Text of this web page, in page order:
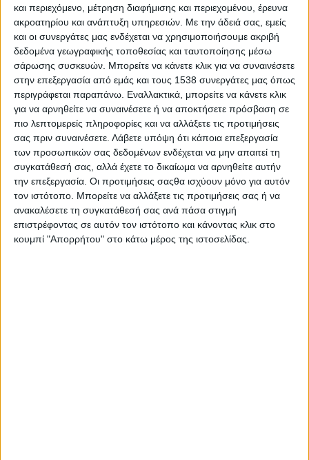
και περιεχόμενο, μέτρηση διαφήμισης και περιεχομένου, έρευνα
ακροατηρίου και ανάπτυξη υπηρεσιών. Με την άδειά σας, εμείς
και οι συνεργάτες μας ενδέχεται να χρησιμοποιήσουμε ακριβή
δεδομένα γεωγραφικής τοποθεσίας και ταυτοποίησης μέσω
σάρωσης συσκευών. Μπορείτε να κάνετε κλικ για να συναινέσετε
στην επεξεργασία από εμάς και τους 1538 συνεργάτες μας όπως
περιγράφεται παραπάνω. Εναλλακτικά, μπορείτε να κάνετε κλικ
για να αρνηθείτε να συναινέσετε ή να αποκτήσετε πρόσβαση σε
πιο λεπτομερείς πληροφορίες και να αλλάξετε τις προτιμήσεις
σας πριν συναινέσετε. Λάβετε υπόψη ότι κάποια επεξεργασία
των προσωπικών σας δεδομένων ενδέχεται να μην απαιτεί τη
συγκατάθεσή σας, αλλά έχετε το δικαίωμα να αρνηθείτε αυτήν
την επεξεργασία. Οι προτιμήσεις σαςθα ισχύουν μόνο για αυτόν
τον ιστότοπο. Μπορείτε να αλλάξετε τις προτιμήσεις σας ή να
ανακαλέσετε τη συγκατάθεσή σας ανά πάσα στιγμή
επιστρέφοντας σε αυτόν τον ιστότοπο και κάνοντας κλικ στο
κουμπί "Απορρήτου" στο κάτω μέρος της ιστοσελίδας.
αναλάβει την υλοποίηση του ΤΠΣ. Παρόντα ήταν
επίσης στελέχη του Δήμου, οι Αντιδήμαρχοι κ.κ.
Σωκράτης Παπαβασιλείου και Γιάννης
Παπαϊωννίδης, ο επικεφαλής της παράταξης
«Αλλάζουμε Πλεύση» κ. Ανδρέας
Κωνσταντόπουλος, καθώς και οι δημοτικοί
σύμβουλοι της μείζονος αντιπολίτευσης «Ενωτική
Πρωτοβουλία» κ.κ. Γιώργος Ασημακόπουλος και
Σπύρος Γουρζής.
Κατά τη διάρκεια της συζήτησης, ανταλλάχθηκαν
τεχνικές και νομικές απόψεις, ενώ αναλύθηκαν
εκτενώς η μεθοδολογία και τα επόμενα βήματα για